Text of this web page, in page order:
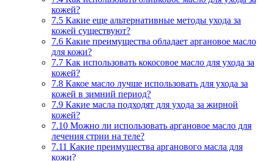
кожей?
7.5 Какие еще альтернативные методы ухода за
кожей существуют?
7.6 Какие преимущества обладает аргановое масло
для кожи?
7.7 Как использовать кокосовое масло для ухода за
кожей?
7.8 Какое масло лучше использовать для ухода за
кожей в зимний период?
7.9 Какие масла подходят для ухода за жирной
кожей?
7.10 Можно ли использовать аргановое масло для
лечения стрии на теле?
7.11 Какие преимущества арганового масла для
кожи?